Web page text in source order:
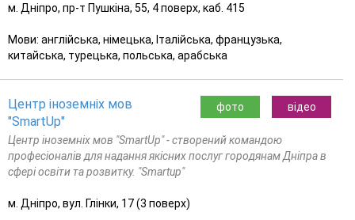
м. Дніпро, пр-т Пушкіна, 55, 4 поверх, каб. 415
Мови: англійська, німецька, Італійська, французька,
китайська, турецька, польська, арабська
відео
фото
Центр іноземніх мов
"SmartUp"
Центр іноземніх мов "SmartUp" - створений командою
професіоналів для надання якісних послуг городянам Дніпра в
сфері освіти та розвитку. "Smartup"
м. Дніпро, вул. Глінки, 17 (3 поверх)